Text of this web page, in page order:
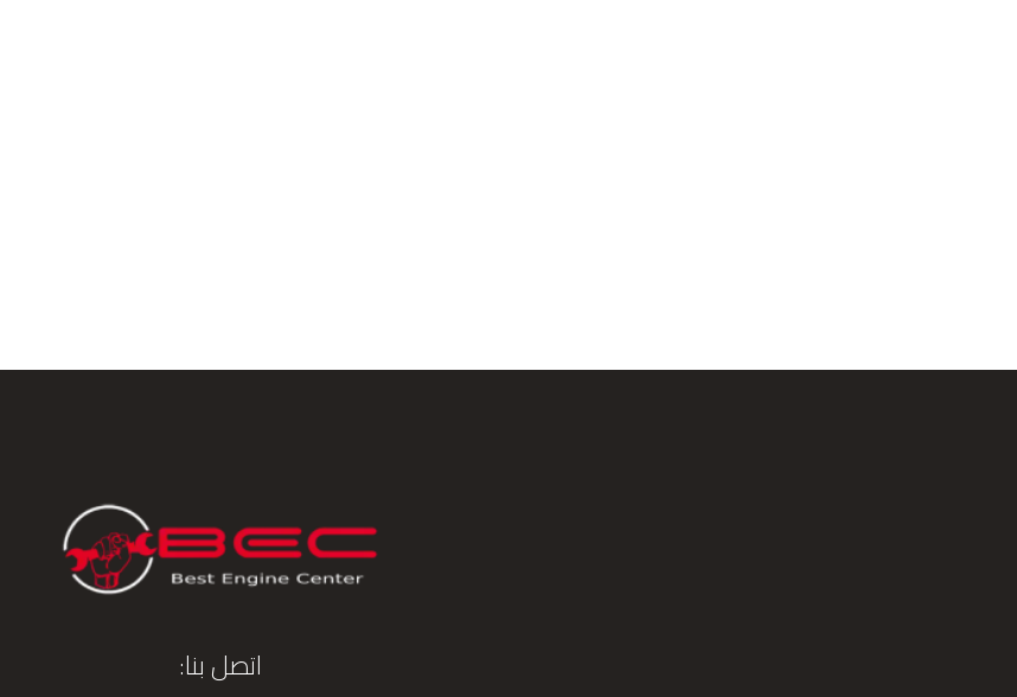
اتصل بنا: